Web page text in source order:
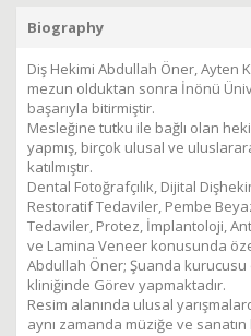
Biography
Diş Hekimi Abdullah Öner, Ayten
mezun olduktan sonra İnönü
başarıyla bitirmiştir.
Mesleğine tutku ile bağlı olan
yapmış, birçok ulusal ve
katılmıştır.
Dental Fotoğrafçılık, Dijital
Restoratif Tedaviler, Pembe
Tedaviler, Protez, İmplantoloji,
ve Lamina Veneer konusunda
Abdullah Öner; Şuanda kurucusu
kliniğinde Görev yapmaktadır.
Resim alanında ulusal
aynı zamanda müziğe ve